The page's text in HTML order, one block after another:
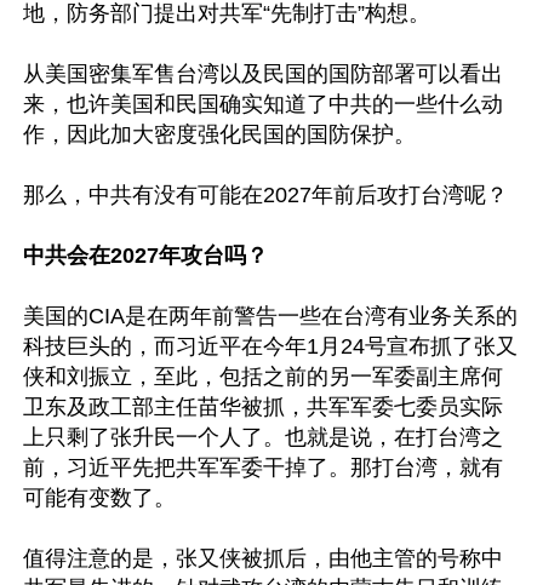
地，防务部门提出对共军“先制打击”构想。
从美国密集军售台湾以及民国的国防部署可以看出
来，也许美国和民国确实知道了中共的一些什么动
作，因此加大密度强化民国的国防保护。
那么，中共有没有可能在2027年前后攻打台湾呢？
中共会在2027年攻台吗？
美国的CIA是在两年前警告一些在台湾有业务关系的
科技巨头的，而习近平在今年1月24号宣布抓了张又
侠和刘振立，至此，包括之前的另一军委副主席何
卫东及政工部主任苗华被抓，共军军委七委员实际
上只剩了张升民一个人了。也就是说，在打台湾之
前，习近平先把共军军委干掉了。那打台湾，就有
可能有变数了。
值得注意的是，张又侠被抓后，由他主管的号称中